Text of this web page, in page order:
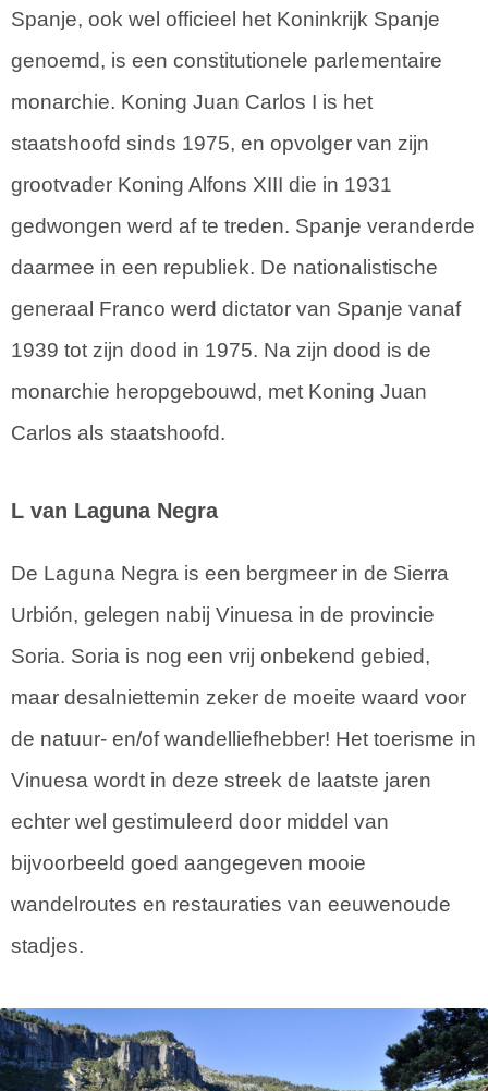
Spanje, ook wel officieel het Koninkrijk Spanje
genoemd, is een constitutionele parlementaire
monarchie. Koning Juan Carlos I is het
staatshoofd sinds 1975, en opvolger van zijn
grootvader Koning Alfons XIII die in 1931
gedwongen werd af te treden. Spanje veranderde
daarmee in een republiek. De nationalistische
generaal Franco werd dictator van Spanje vanaf
1939 tot zijn dood in 1975. Na zijn dood is de
monarchie heropgebouwd, met Koning Juan
Carlos als staatshoofd.
L van Laguna Negra
De Laguna Negra is een bergmeer in de Sierra
Urbión, gelegen nabij Vinuesa in de provincie
Soria. Soria is nog een vrij onbekend gebied,
maar desalniettemin zeker de moeite waard voor
de natuur- en/of wandelliefhebber! Het toerisme in
Vinuesa wordt in deze streek de laatste jaren
echter wel gestimuleerd door middel van
bijvoorbeeld goed aangegeven mooie
wandelroutes en restauraties van eeuwenoude
stadjes.